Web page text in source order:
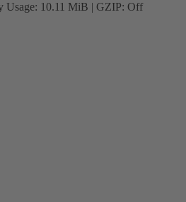
Usage: 10.11 MiB | GZIP: Off